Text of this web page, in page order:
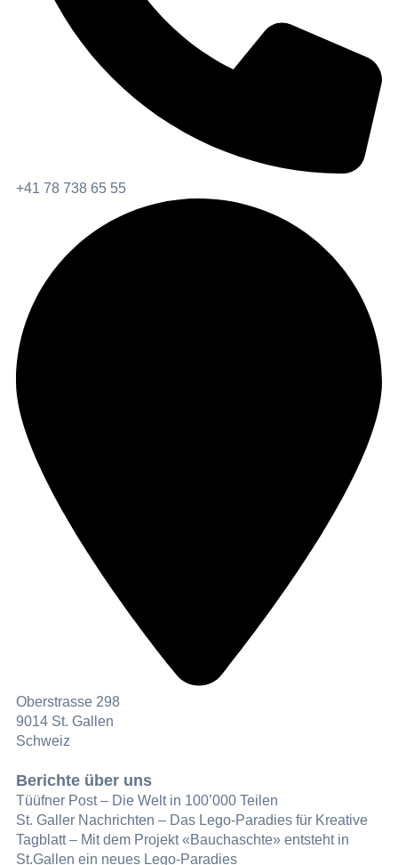
+41 78 738 65 55
Oberstrasse 298
9014 St. Gallen
Schweiz
Berichte über uns
Tüüfner Post – Die Welt in 100’000 Teilen
St. Galler Nachrichten – Das Lego-Paradies für Kreative
Tagblatt – Mit dem Projekt «Bauchaschte» entsteht in
St.Gallen ein neues Lego-Paradies